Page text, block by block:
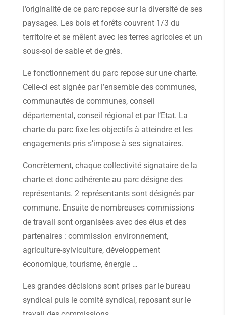
l’originalité de ce parc repose sur la diversité de ses
paysages. Les bois et forêts couvrent 1/3 du
territoire et se mêlent avec les terres agricoles et un
sous-sol de sable et de grès.
Le fonctionnement du parc repose sur une charte.
Celle-ci est signée par l’ensemble des communes,
communautés de communes, conseil
départemental, conseil régional et par l’Etat. La
charte du parc fixe les objectifs à atteindre et les
engagements pris s’impose à ses signataires.
Concrètement, chaque collectivité signataire de la
charte et donc adhérente au parc désigne des
représentants. 2 représentants sont désignés par
commune. Ensuite de nombreuses commissions
de travail sont organisées avec des élus et des
partenaires : commission environnement,
agriculture-sylviculture, développement
économique, tourisme, énergie …
Les grandes décisions sont prises par le bureau
syndical puis le comité syndical, reposant sur le